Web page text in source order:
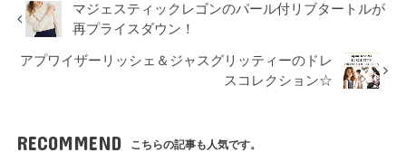
マジェスティックレゴンのパール付リブタートルが
再プライスダウン！
アプワイザーリッシェ＆ジャスグリッティーのドレ
スコレクション☆
RECOMMEND こちらの記事も人気です。